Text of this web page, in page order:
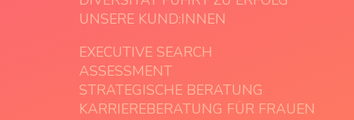
UNSERE KUND:INNEN
EXECUTIVE SEARCH
ASSESSMENT
STRATEGISCHE BERATUNG
KARRIEREBERATUNG FÜR FRAUEN